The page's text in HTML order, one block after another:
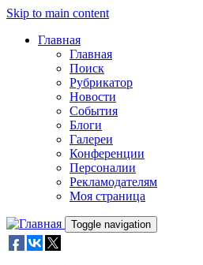
Skip to main content
Главная
Главная
Поиск
Рубрикатор
Новости
События
Блоги
Галереи
Конференции
Персоналии
Рекламодателям
Моя страница
Toggle navigation